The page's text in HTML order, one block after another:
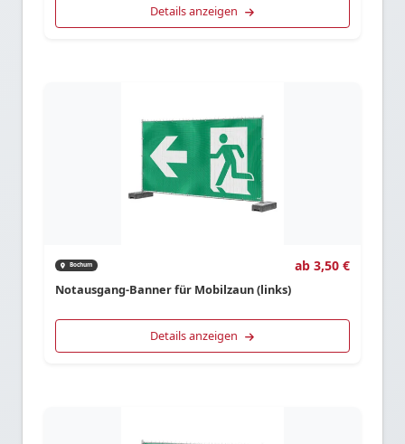
Details anzeigen
Bochum ab 3,50 €
Notausgang-Banner für Mobilzaun (links)
Details anzeigen